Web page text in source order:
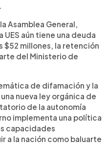
Asamblea General,
aún tiene una deuda
$52 millones, la retención
del Ministerio de
de difamación y la
nueva ley orgánica de
de la autonomía
implementa una política
capacidades
a la nación como baluarte